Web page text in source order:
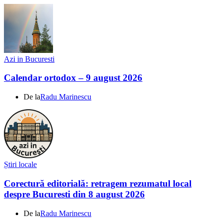
Azi in Bucuresti
Calendar ortodox – 9 august 2026
De laRadu Marinescu
Știri locale
Corectură editorială: retragem rezumatul local
despre Bucuresti din 8 august 2026
De laRadu Marinescu